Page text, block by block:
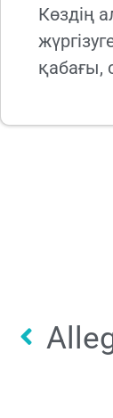
Көздің
қабағы,